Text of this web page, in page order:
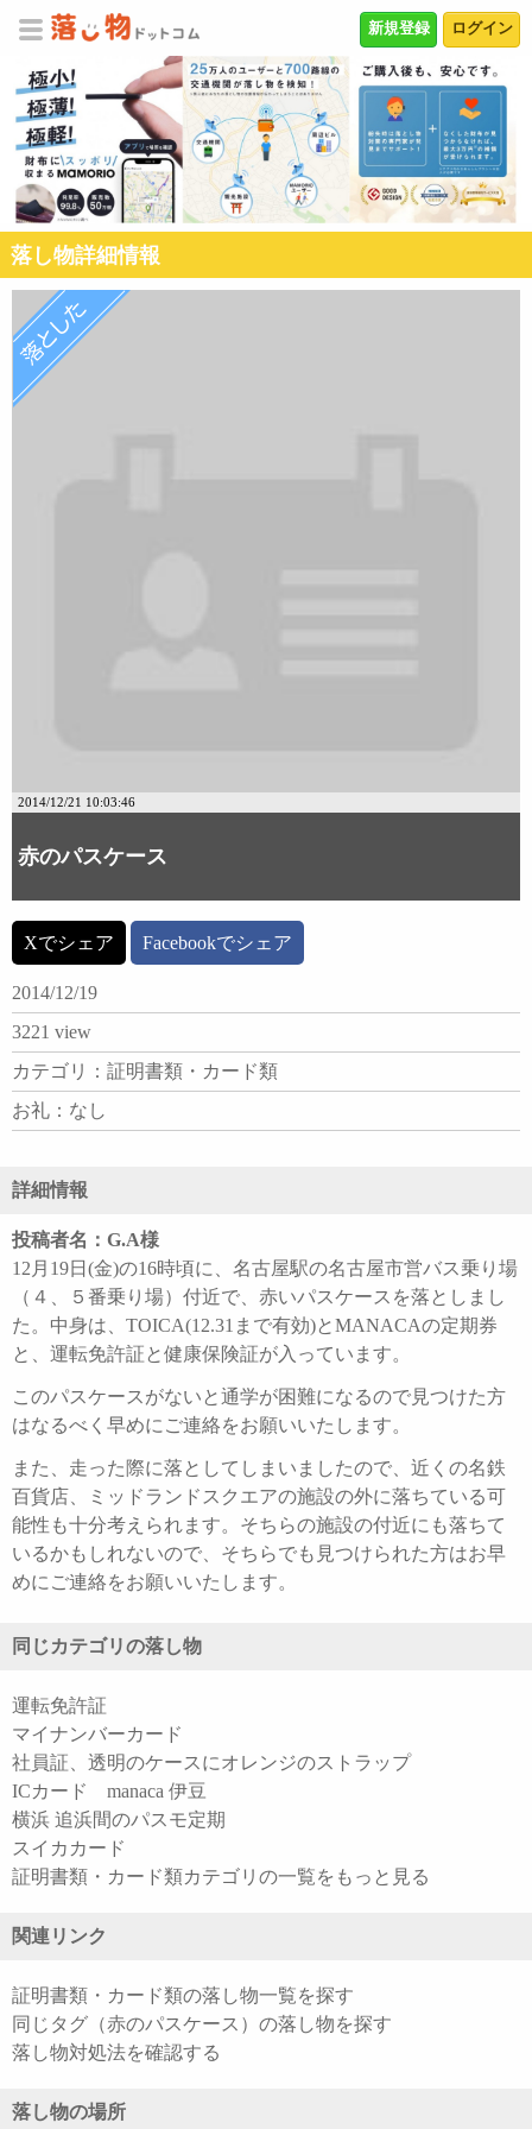
ログイン
新規登録
落し物詳細情報
2014/12/21 10:03:46
赤のパスケース
Xでシェア Facebookでシェア
2014/12/19
3221 view
カテゴリ：証明書類・カード類
お礼：なし
詳細情報
投稿者名：G.A様
12月19日(金)の16時頃に、名古屋駅の名古屋市営バス乗り場
（４、５番乗り場）付近で、赤いパスケースを落としまし
た。中身は、TOICA(12.31まで有効)とMANACAの定期券
と、運転免許証と健康保険証が入っています。
このパスケースがないと通学が困難になるので見つけた方
はなるべく早めにご連絡をお願いいたします。
また、走った際に落としてしまいましたので、近くの名鉄
百貨店、ミッドランドスクエアの施設の外に落ちている可
能性も十分考えられます。そちらの施設の付近にも落ちて
いるかもしれないので、そちらでも見つけられた方はお早
めにご連絡をお願いいたします。
同じカテゴリの落し物
運転免許証
マイナンバーカード
社員証、透明のケースにオレンジのストラップ
ICカード manaca 伊豆
横浜 追浜間のパスモ定期
スイカカード
証明書類・カード類カテゴリの一覧をもっと見る
関連リンク
証明書類・カード類の落し物一覧を探す
同じタグ（赤のパスケース）の落し物を探す
落し物対処法を確認する
落し物の場所